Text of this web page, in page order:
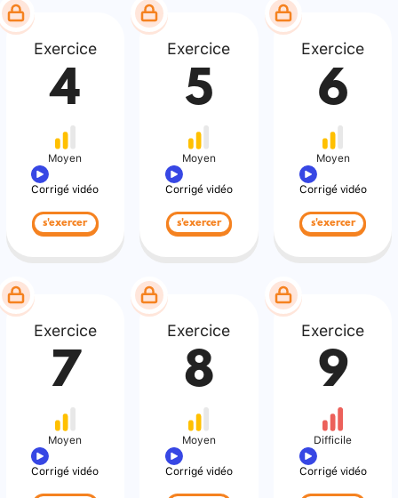
Exercice
4
Moyen
Corrigé vidéo
s'exercer
Exercice
5
Moyen
Corrigé vidéo
s'exercer
Exercice
6
Moyen
Corrigé vidéo
s'exercer
Exercice
7
Moyen
Corrigé vidéo
Exercice
8
Moyen
Corrigé vidéo
Exercice
9
Difficile
Corrigé vidéo